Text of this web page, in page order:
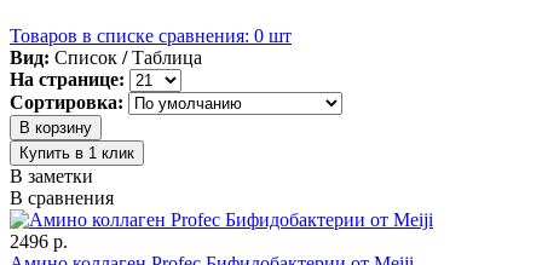
Товаров в списке сравнения: 0 шт
Вид: Список /Таблица
На странице:
Сортировка:
В заметки
В сравнения
2496 р.